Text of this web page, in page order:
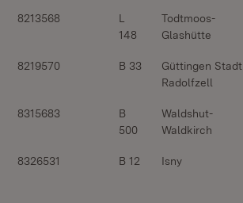
8213568
L
148
Todtmoos-
Glashütte
8219570 B 33
Güttingen Stadt
Radolfzell
8315683
B
500
Waldshut-
Waldkirch
8326531 B 12 Isny